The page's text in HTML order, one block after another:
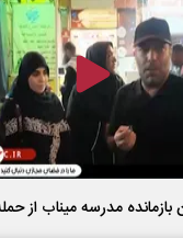
بازمانده مدرسه میناب از